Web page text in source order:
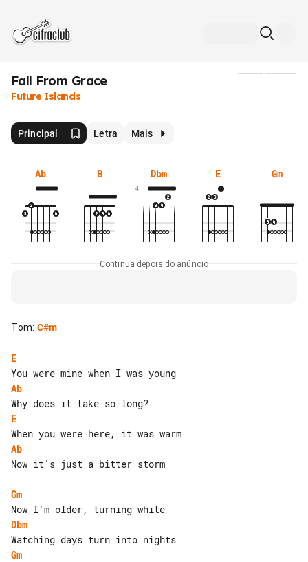
Fall From Grace
Future Islands
Principal Letra Mais
Ab B Dbm
4
E Gm
Continua depois do anúncio
Tom: C#m
E
Ab
E
Ab
Now it's just a bitter storm
Gm
Dbm
Gm